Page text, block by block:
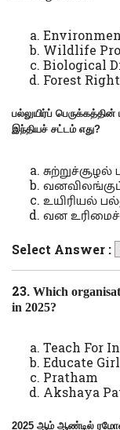
Wildlife
Biological
Forest
பல்லுயிர்ப்
இந்தியச் சட்டம் எது?
சுற்றுச்சூழல்
வனவிலங்குப்
உயிரியல்
வன உரிமைச்
Select Answer :
23.Which
in 2025?
Teach For
Educate
Pratham
Akshaya
2025 ஆம் ஆண்டில்